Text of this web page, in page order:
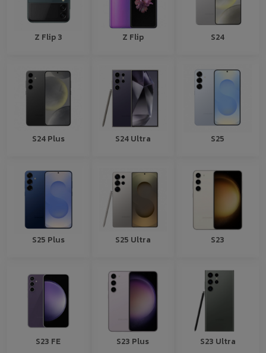
Z Flip 3 Z Flip S24
S24 Plus S24 Ultra S25
S25 Plus S25 Ultra S23
S23 FE S23 Plus S23 Ultra